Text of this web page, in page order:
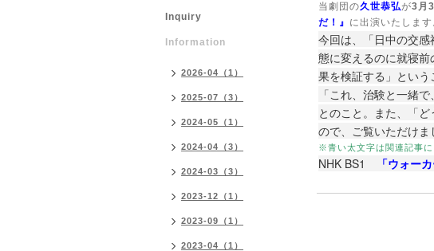
当劇団の久世恭弘が3 月
だ！』 に出演いたします
今回は、「日中の交
態に変えるのに就寝
果を検証する」という
「これ、治験と一緒
とのこと。また、「
ので、ご覧いただけま
※青い太文字は関連記事
NHK BS1 「ウォー
Inquiry
Information
2026-04（1）
2025-07（3）
2024-05（1）
2024-04（3）
2024-03（3）
2023-12（1）
2023-09（1）
2023-04（1）